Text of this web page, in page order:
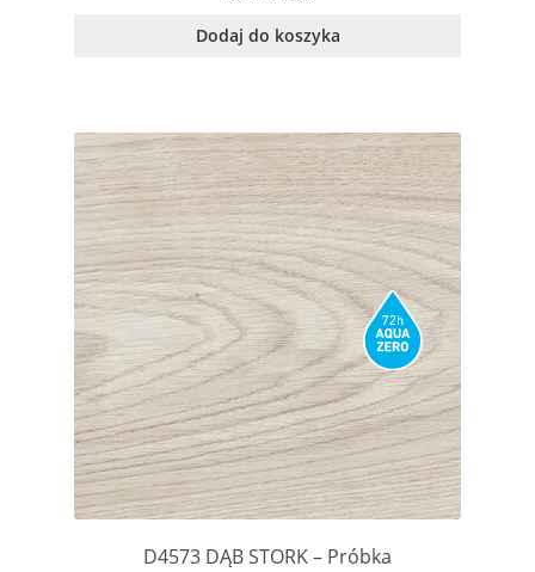
Dodaj do koszyka
D4573 DĄB STORK – Próbka